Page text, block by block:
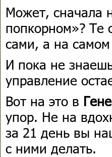
Может, сначала
попкорном»?
сами, а на самом
И пока не
управление
Вот на это в
упор. Не на
за 21 день вы
с ними делать.